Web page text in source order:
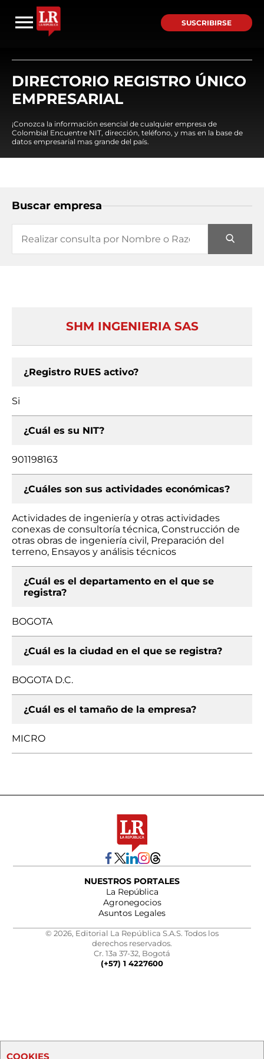
SUSCRIBIRSE
DIRECTORIO REGISTRO ÚNICO
EMPRESARIAL
¡Conozca la información esencial de cualquier empresa de
Colombia! Encuentre NIT, dirección, teléfono, y mas en la base de
datos empresarial mas grande del país.
Buscar empresa
SHM INGENIERIA SAS
¿Registro RUES activo?
Si
¿Cuál es su NIT?
901198163
¿Cuáles son sus actividades económicas?
Actividades de ingeniería y otras actividades
conexas de consultoría técnica, Construcción de
otras obras de ingeniería civil, Preparación del
terreno, Ensayos y análisis técnicos
¿Cuál es el departamento en el que se
registra?
BOGOTA
¿Cuál es la ciudad en el que se registra?
BOGOTA D.C.
¿Cuál es el tamaño de la empresa?
MICRO
NUESTROS PORTALES
La República
Agronegocios
Asuntos Legales
© 2026, Editorial La República S.A.S. Todos los
derechos reservados.
Cr. 13a 37-32, Bogotá
(+57) 1 4227600
COOKIES